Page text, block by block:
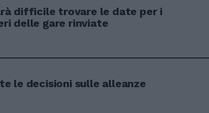
difficile trovare le date per i
delle gare rinviate
le decisioni sulle alleanze